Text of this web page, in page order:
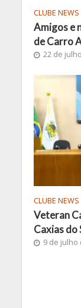
CLUBE NEWS
Amigos e
de Carro
22 de
CLUBE NEWS
Veteran
Caxias do
9 de julho